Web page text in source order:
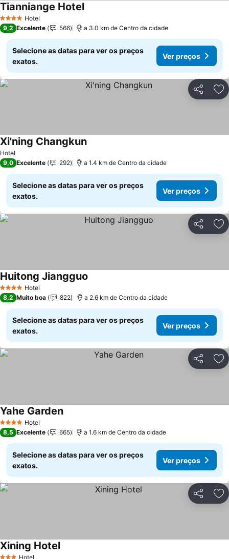
4 EstrelasHotel
Tianniange Hotel
9,2 Excelente 566 a 3.0 km de Centro da cidade
Selecione as datas para ver os preços
exatos.
Ver preços
Partilhar
Hotel
Xi'ning Changkun
9,0 Excelente 292 a 1.4 km de Centro da cidade
Selecione as datas para ver os preços
exatos.
Ver preços
Partilhar
4 EstrelasHotel
Huitong Jiangguo
8,2 Muito boa 822 a 2.6 km de Centro da cidade
Selecione as datas para ver os preços
exatos.
Ver preços
Partilhar
4 EstrelasHotel
Yahe Garden
8,5 Excelente 665 a 1.6 km de Centro da cidade
Selecione as datas para ver os preços
exatos.
Ver preços
Partilhar
Hotel
Xining Hotel